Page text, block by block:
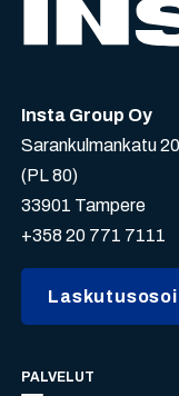
Insta Group Oy
Sarankulmankatu 20
(PL 80)
33901 Tampere
+358 20 771 7111
PALVELUT